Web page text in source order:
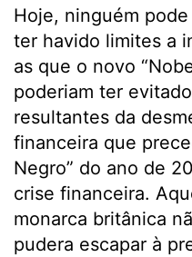
Hoje, ninguém
ter havido limites a
as que o novo
poderiam ter
resultantes da
financeira que
Negro” do ano de
crise financeira.
monarca britânica
pudera escapar à